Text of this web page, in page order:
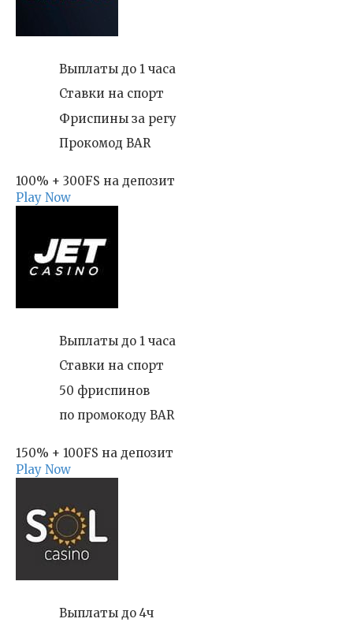
Выплаты до 1 часа
Ставки на спорт
Фриспины за регу
Прокомод BAR
100% + 300FS на депозит
Play Now
Выплаты до 1 часа
Ставки на спорт
50 фриспинов
по промокоду BAR
150% + 100FS на депозит
Play Now
Выплаты до 4ч